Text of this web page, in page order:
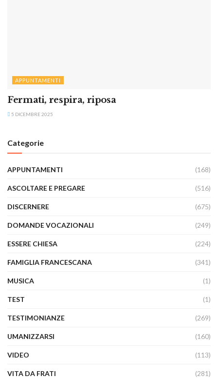
APPUNTAMENTI
Fermati, respira, riposa
5 DICEMBRE 2025
Categorie
APPUNTAMENTI (168)
ASCOLTARE E PREGARE (516)
DISCERNERE (675)
DOMANDE VOCAZIONALI (249)
ESSERE CHIESA (224)
FAMIGLIA FRANCESCANA (341)
MUSICA (1)
TEST (1)
TESTIMONIANZE (269)
UMANIZZARSI (160)
VIDEO (113)
VITA DA FRATI (281)